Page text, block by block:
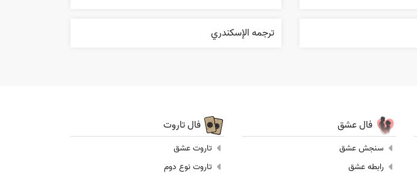
ترجمه الإسکندري
فال عشق
سنجش عشق
رابطه عشق
فال تاروت
تاروت عشق
تاروت نوع دوم